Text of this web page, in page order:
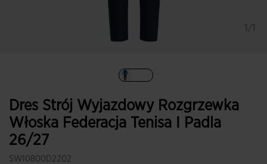
Dres Strój Wyjazdowy Rozgrzewka
Włoska Federacja Tenisa I Padla
26/27
SW10800D2202